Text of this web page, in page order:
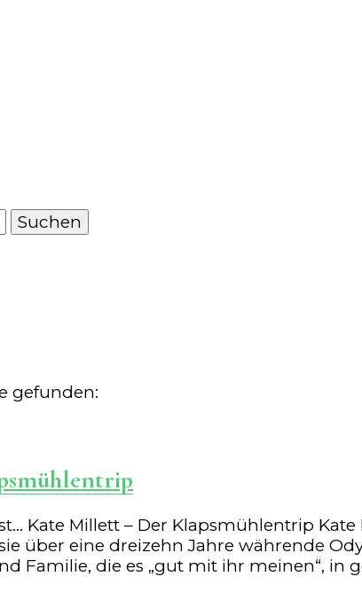
gefunden:
Kate Millett – Der Klapsmühlentrip
über eine dreizehn Jahre währende
Familie, die es „gut mit ihr meinen“, in